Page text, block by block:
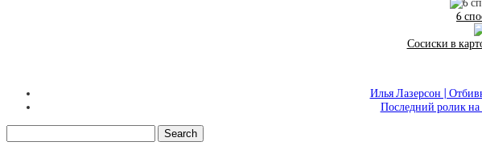
6
Сосиски в
Илья Лазерсон |
Последний ролик на